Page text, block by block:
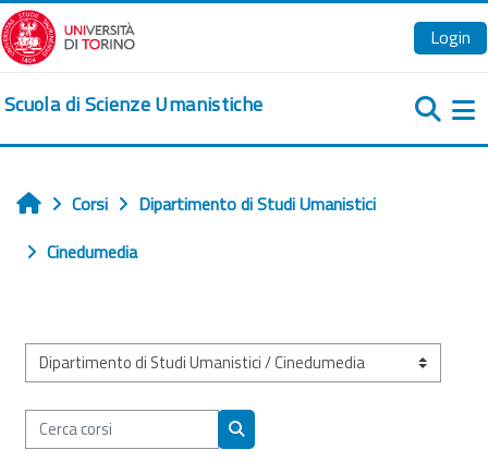
Vai al contenuto principale
Login
Scuola di Scienze Umanistiche
Home
Corsi
Dipartimento di Studi Umanistici
Cinedumedia
Categorie di corso
Cerca corsi
Cerca corsi